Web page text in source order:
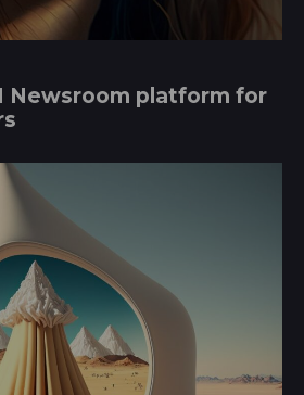
Newsroom platform for